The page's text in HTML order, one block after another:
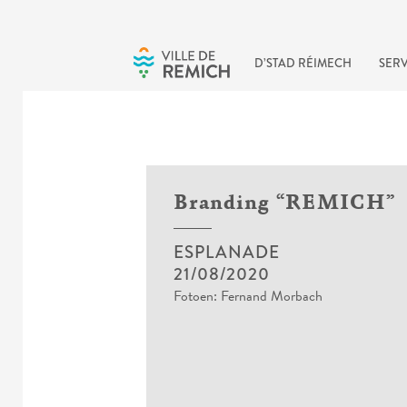
D’STAD RÉIMECH
Branding “REMICH”
ESPLANADE
21/08/2020
Fotoen: Fernand Morbach